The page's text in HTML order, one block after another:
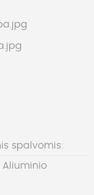
spalvomis:
Aliuminio